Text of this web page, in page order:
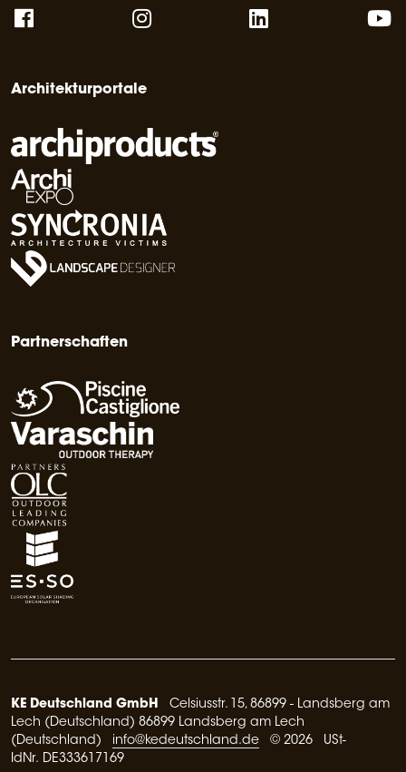
Architekturportale
Partnerschaften
KE Deutschland GmbH
Celsiusstr. 15, 86899 - Landsberg am
Lech (Deutschland) 86899 Landsberg am Lech
(Deutschland) info@kedeutschland.de © 2026 USt-
IdNr. DE333617169